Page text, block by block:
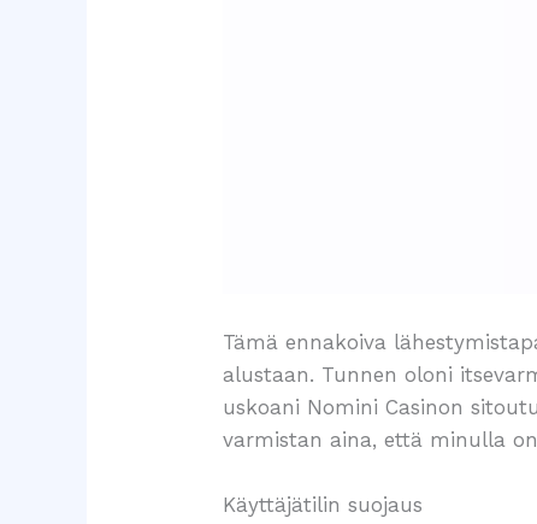
Tämä ennakoiva
alustaan. Tunnen oloni
uskoani Nomini Casinon
varmistan aina, että minulla
Käyttäjätilin suojaus